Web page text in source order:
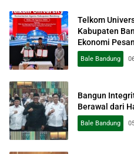
Telkom
Kabupaten
Ekonomi
Bale Bandung
Bangun
Berawal dari
Bale Bandung